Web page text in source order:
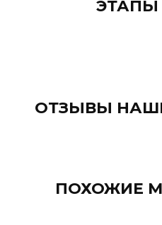
ЭТАПЫ
ОТЗЫВЫ
ПОХОЖИЕ